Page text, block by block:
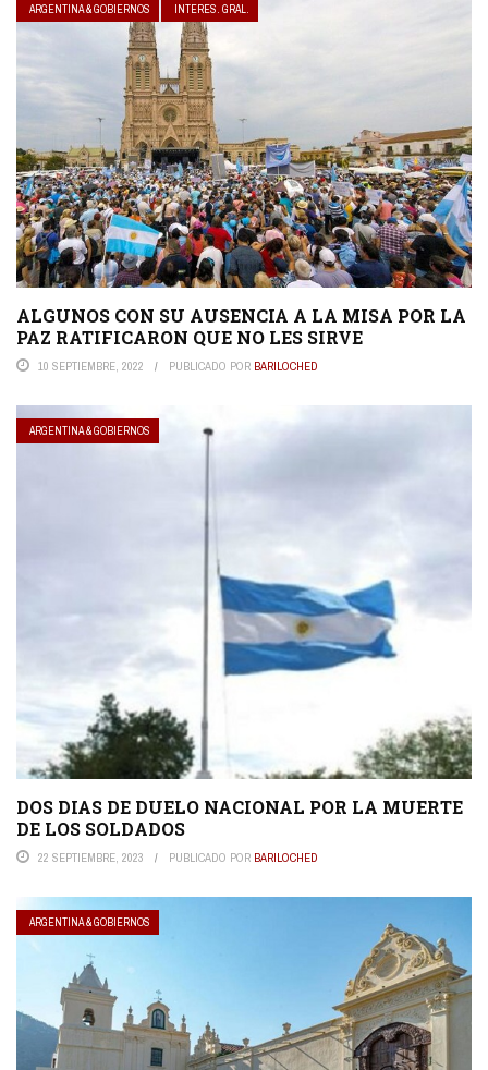
ARGENTINA & GOBIERNOS INTERES. GRAL.
ALGUNOS CON SU AUSENCIA A LA MISA POR LA
PAZ RATIFICARON QUE NO LES SIRVE
10 SEPTIEMBRE, 2022 PUBLICADO POR BARILOCHED
ARGENTINA & GOBIERNOS
DOS DIAS DE DUELO NACIONAL POR LA MUERTE
DE LOS SOLDADOS
22 SEPTIEMBRE, 2023 PUBLICADO POR BARILOCHED
ARGENTINA & GOBIERNOS